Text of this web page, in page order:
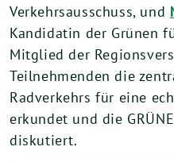
Verkehrsausschuss, und
Kandidatin der Grünen
Mitglied der
Teilnehmenden die
Radverkehrs für eine
erkundet und die
diskutiert.